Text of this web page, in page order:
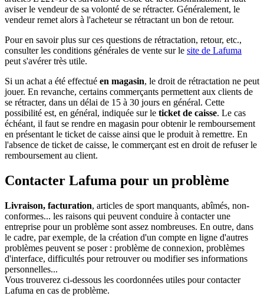
aviser le vendeur de sa volonté de se rétracter. Généralement, le
vendeur remet alors à l'acheteur se rétractant un bon de retour.
Pour en savoir plus sur ces questions de rétractation, retour, etc.,
consulter les conditions générales de vente sur le site de Lafuma
peut s'avérer très utile.
Si un achat a été effectué en magasin, le droit de rétractation ne peut
jouer. En revanche, certains commerçants permettent aux clients de
se rétracter, dans un délai de 15 à 30 jours en général. Cette
possibilité est, en général, indiquée sur le ticket de caisse. Le cas
échéant, il faut se rendre en magasin pour obtenir le remboursement
en présentant le ticket de caisse ainsi que le produit à remettre. En
l'absence de ticket de caisse, le commerçant est en droit de refuser le
remboursement au client.
Contacter Lafuma pour un problème
Livraison, facturation, articles de sport manquants, abîmés, non-
conformes... les raisons qui peuvent conduire à contacter une
entreprise pour un problème sont assez nombreuses. En outre, dans
le cadre, par exemple, de la création d'un compte en ligne d'autres
problèmes peuvent se poser : problème de connexion, problèmes
d'interface, difficultés pour retrouver ou modifier ses informations
personnelles...
Vous trouverez ci-dessous les coordonnées utiles pour contacter
Lafuma en cas de problème.